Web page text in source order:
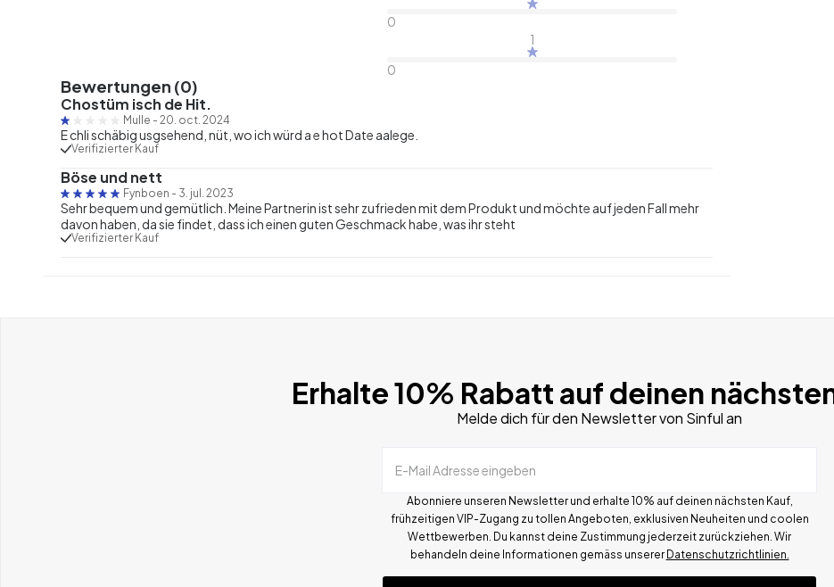
0
1
0
Bewertungen (0)
Chostüm isch de Hit.
Mulle - 20. oct. 2024
E chli schäbig usgsehend, nüt, wo ich würd a e hot Date aalege.
Verifizierter Kauf
Böse und nett
Fynboen - 3. jul. 2023
Sehr bequem und gemütlich. Meine Partnerin ist sehr zufrieden mit dem Produkt und möchte auf jeden Fall mehr
davon haben, da sie findet, dass ich einen guten Geschmack habe, was ihr steht
Verifizierter Kauf
Erhalte 10% Rabatt auf deinen
Melde dich für den Newsletter von Sinful an
E-Mail Adresse eingeben
Abonniere unseren Newsletter und erhalte 10% auf deinen nächsten Kauf,
frühzeitigen VIP-Zugang zu tollen Angeboten, exklusiven Neuheiten und coolen
Wettbewerben. Du kannst deine Zustimmung jederzeit zurückziehen. Wir
behandeln deine Informationen gemäss unserer Datenschutzrichtlinien.